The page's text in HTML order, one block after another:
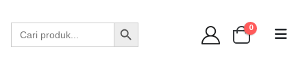
Search
for:
Search Button
0